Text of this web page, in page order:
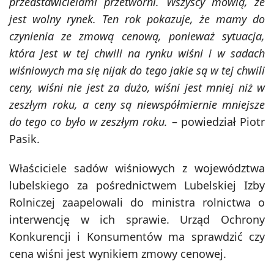
jest wolny rynek. Ten rok pokazuje, że mamy do
czynienia ze zmową cenową, ponieważ sytuacja,
która jest w tej chwili na rynku wiśni i w sadach
wiśniowych ma się nijak do tego jakie są w tej chwili
ceny, wiśni nie jest za dużo, wiśni jest mniej niż w
zeszłym roku, a ceny są niewspółmiernie mniejsze
do tego co było w zeszłym roku. – powiedział Piotr
Pasik.
Właściciele sadów wiśniowych z województwa
lubelskiego za pośrednictwem Lubelskiej Izby
Rolniczej zaapelowali do ministra rolnictwa o
interwencję w ich sprawie. Urząd Ochrony
Konkurencji i Konsumentów ma sprawdzić czy
cena wiśni jest wynikiem zmowy cenowej.